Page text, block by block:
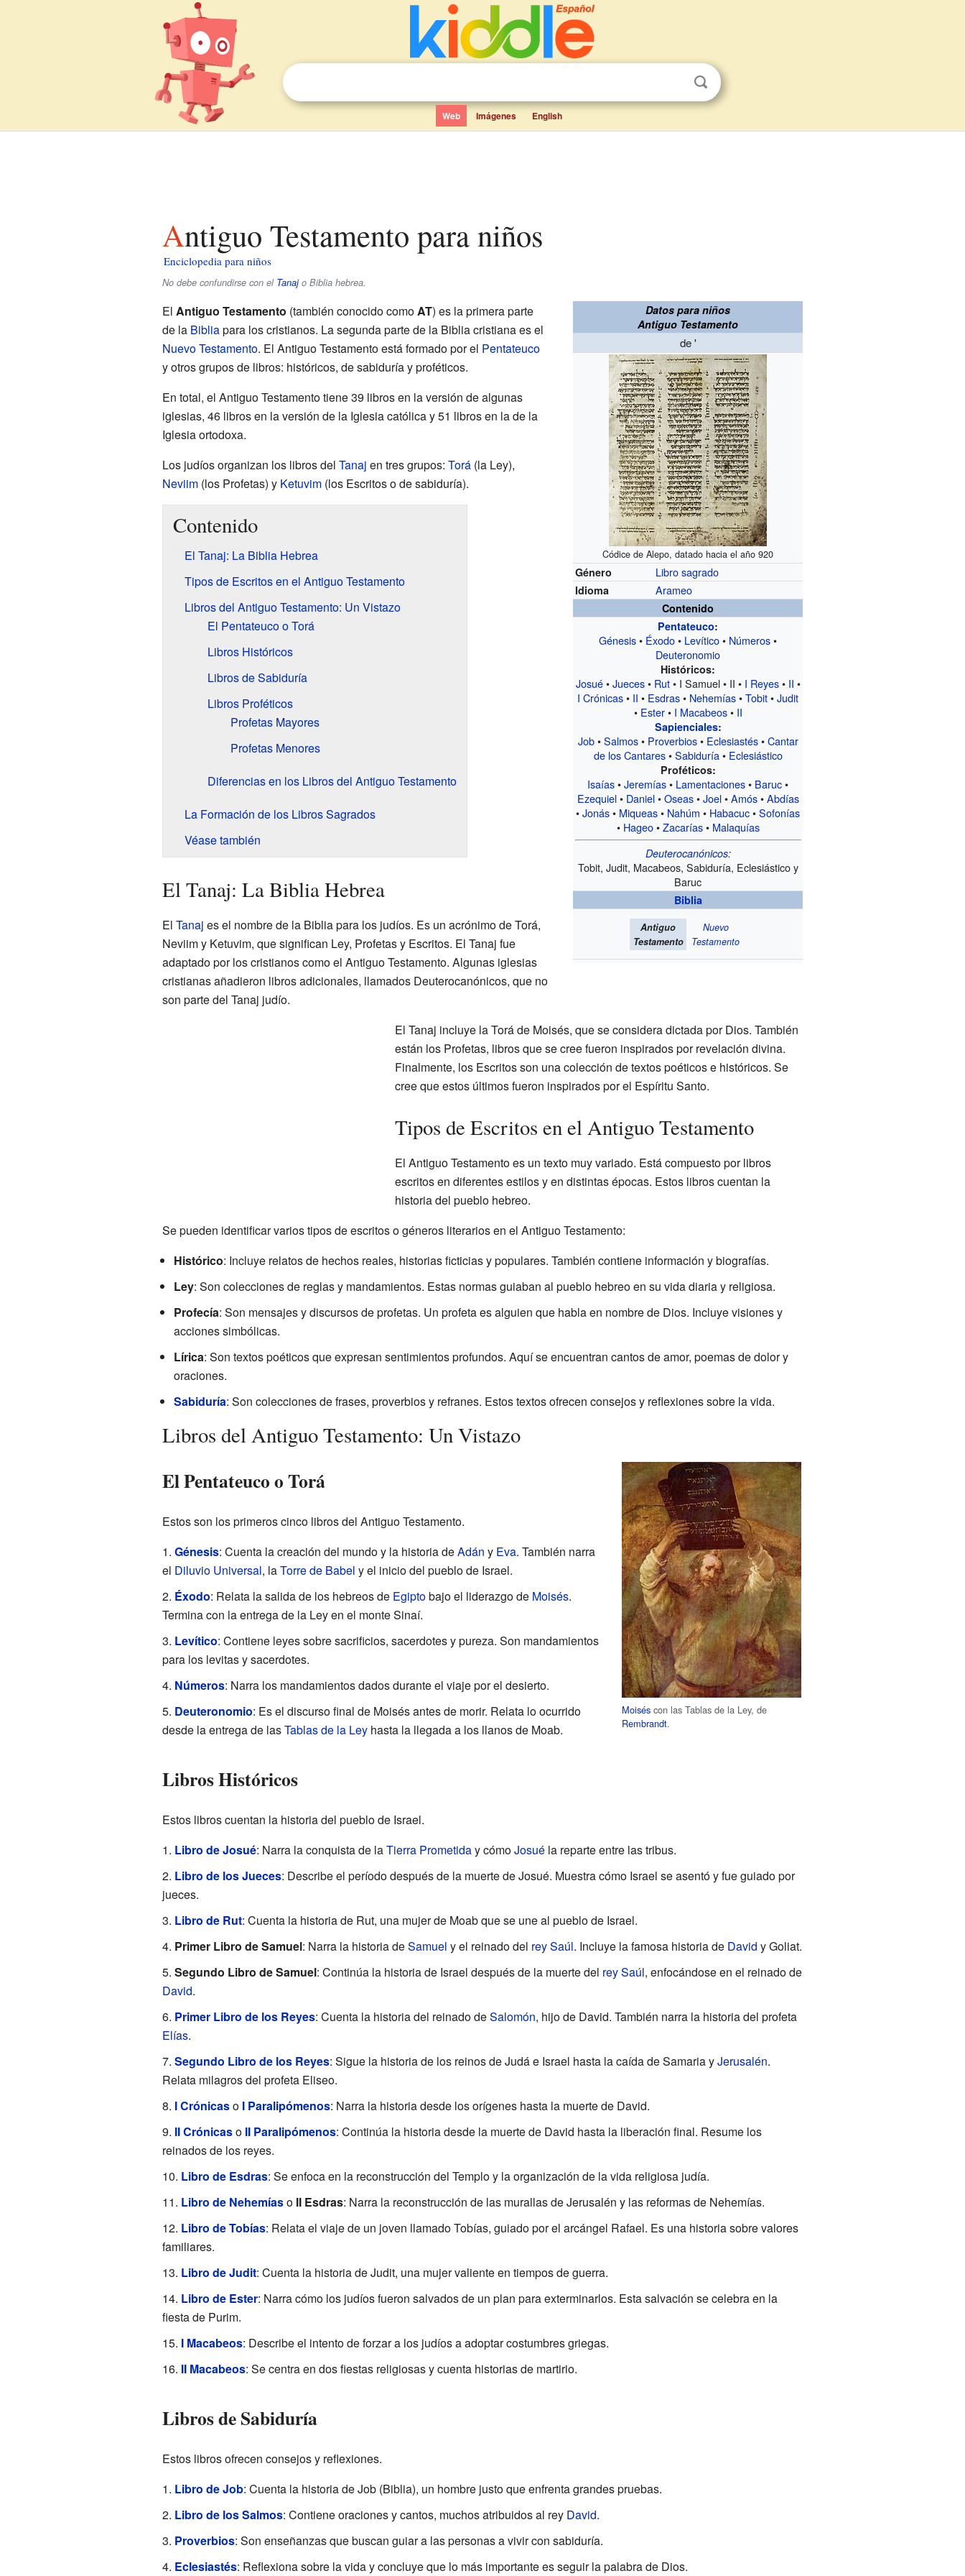
Web Imágenes English
Antiguo Testamento para niños
Enciclopedia para niños
No debe confundirse con el Tanajo Biblia hebrea.
Datos para niños
Antiguo Testamento
de'
Códice de Alepo, datado hacia el año 920
Género Libro sagrado
Idioma Arameo
Contenido
Pentateuco:
Génesis• Éxodo• Levítico• Números•
Deuteronomio
Históricos:
Josué•Jueces• Rut• I Samuel • II • I Reyes• II •
I Crónicas• II • Esdras• Nehemías•Tobit•Judit
• Ester• I Macabeos• II
Sapienciales:
Job•Salmos• Proverbios• Eclesiastés•Cantar
de los Cantares•Sabiduría• Eclesiástico
Proféticos:
Isaías•Jeremías• Lamentaciones• Baruc•
Ezequiel• Daniel•Oseas•Joel•Amós•Abdías
•Jonás• Miqueas• Nahúm • Habacuc•Sofonías
• Hageo•Zacarías• Malaquías
Deuterocanónicos:
Tobit, Judit, Macabeos, Sabiduría, Eclesiástico y
Baruc
Biblia
Antiguo
Testamento
Nuevo
Testamento
El Antiguo Testamento (también conocido comoAT) es la primera parte
de la Bibliapara los cristianos. La segunda parte de la Biblia cristiana es el
Nuevo Testamento. El Antiguo Testamento está formado por el Pentateuco
y otros grupos de libros: históricos, de sabiduría y proféticos.
En total, el Antiguo Testamento tiene 39 libros en la versión de algunas
iglesias, 46 libros en la versión de la Iglesia católica y 51 libros en la de la
Iglesia ortodoxa.
Los judíos organizan los libros del Tanaj en tres grupos: Torá(la Ley),
Neviim(los Profetas) y Ketuvim(los Escritos o de sabiduría).
Contenido
El Tanaj: La Biblia Hebrea
Tipos de Escritos en el Antiguo Testamento
Libros del Antiguo Testamento: Un Vistazo
El Pentateuco o Torá
Libros Históricos
Libros de Sabiduría
Libros Proféticos
Profetas Mayores
Profetas Menores
Diferencias en los Libros del Antiguo Testamento
La Formación de los Libros Sagrados
Véase también
El Tanaj: La Biblia Hebrea
El Tanaj es el nombre de la Biblia para los judíos. Es un acrónimo de Torá,
Neviim y Ketuvim, que significan Ley, Profetas y Escritos. El Tanaj fue
adaptado por los cristianos como el Antiguo Testamento. Algunas iglesias
cristianas añadieron libros adicionales, llamados Deuterocanónicos, que no
son parte del Tanaj judío.
El Tanaj incluye la Torá de Moisés, que se considera dictada por Dios. También
están los Profetas, libros que se cree fueron inspirados por revelación divina.
Finalmente, los Escritos son una colección de textos poéticos e históricos. Se
cree que estos últimos fueron inspirados por el Espíritu Santo.
Tipos de Escritos en el Antiguo Testamento
El Antiguo Testamento es un texto muy variado. Está compuesto por libros
escritos en diferentes estilos y en distintas épocas. Estos libros cuentan la
historia del pueblo hebreo.
Se pueden identificar varios tipos de escritos o géneros literarios en el Antiguo Testamento:
Histórico: Incluye relatos de hechos reales, historias ficticias y populares. También contiene información y biografías.
Ley: Son colecciones de reglas y mandamientos. Estas normas guiaban al pueblo hebreo en su vida diaria y religiosa.
Profecía: Son mensajes y discursos de profetas. Un profeta es alguien que habla en nombre de Dios. Incluye visiones y
acciones simbólicas.
Lírica: Son textos poéticos que expresan sentimientos profundos. Aquí se encuentran cantos de amor, poemas de dolor y
oraciones.
Sabiduría: Son colecciones de frases, proverbios y refranes. Estos textos ofrecen consejos y reflexiones sobre la vida.
Libros del Antiguo Testamento: Un Vistazo
Moisés con las Tablas de la Ley, de
Rembrandt.
El Pentateuco o Torá
Estos son los primeros cinco libros del Antiguo Testamento.
Génesis: Cuenta la creación del mundo y la historia deAdán y Eva. También narra
el Diluvio Universal, laTorre de Babel y el inicio del pueblo de Israel.
Éxodo: Relata la salida de los hebreos de Egiptobajo el liderazgo de Moisés.
Termina con la entrega de la Ley en el monte Sinaí.
Levítico: Contiene leyes sobre sacrificios, sacerdotes y pureza. Son mandamientos
para los levitas y sacerdotes.
Números: Narra los mandamientos dados durante el viaje por el desierto.
Deuteronomio: Es el discurso final de Moisés antes de morir. Relata lo ocurrido
desde la entrega de lasTablas de la Leyhasta la llegada a los llanos de Moab.
Libros Históricos
Estos libros cuentan la historia del pueblo de Israel.
Libro de Josué: Narra la conquista de laTierra Prometiday cómoJosuéla reparte entre las tribus.
Libro de los Jueces: Describe el período después de la muerte de Josué. Muestra cómo Israel se asentó y fue guiado por
jueces.
Libro de Rut: Cuenta la historia de Rut, una mujer de Moab que se une al pueblo de Israel.
Primer Libro de Samuel: Narra la historia deSamuel y el reinado del rey Saúl. Incluye la famosa historia de David y Goliat.
Segundo Libro de Samuel: Continúa la historia de Israel después de la muerte del rey Saúl, enfocándose en el reinado de
David.
Primer Libro de los Reyes: Cuenta la historia del reinado deSalomón, hijo de David. También narra la historia del profeta
Elías.
Segundo Libro de los Reyes: Sigue la historia de los reinos de Judá e Israel hasta la caída de Samaria yJerusalén.
Relata milagros del profeta Eliseo.
I Crónicaso I Paralipómenos: Narra la historia desde los orígenes hasta la muerte de David.
II Crónicaso II Paralipómenos: Continúa la historia desde la muerte de David hasta la liberación final. Resume los
reinados de los reyes.
Libro de Esdras: Se enfoca en la reconstrucción del Templo y la organización de la vida religiosa judía.
Libro de Nehemíaso II Esdras: Narra la reconstrucción de las murallas de Jerusalén y las reformas de Nehemías.
Libro de Tobías: Relata el viaje de un joven llamado Tobías, guiado por el arcángel Rafael. Es una historia sobre valores
familiares.
Libro de Judit: Cuenta la historia de Judit, una mujer valiente en tiempos de guerra.
Libro de Ester: Narra cómo los judíos fueron salvados de un plan para exterminarlos. Esta salvación se celebra en la
fiesta de Purim.
I Macabeos: Describe el intento de forzar a los judíos a adoptar costumbres griegas.
II Macabeos: Se centra en dos fiestas religiosas y cuenta historias de martirio.
Libros de Sabiduría
Estos libros ofrecen consejos y reflexiones.
Libro de Job: Cuenta la historia de Job (Biblia), un hombre justo que enfrenta grandes pruebas.
Libro de los Salmos: Contiene oraciones y cantos, muchos atribuidos al rey David.
Proverbios: Son enseñanzas que buscan guiar a las personas a vivir con sabiduría.
Eclesiastés: Reflexiona sobre la vida y concluye que lo más importante es seguir la palabra de Dios.